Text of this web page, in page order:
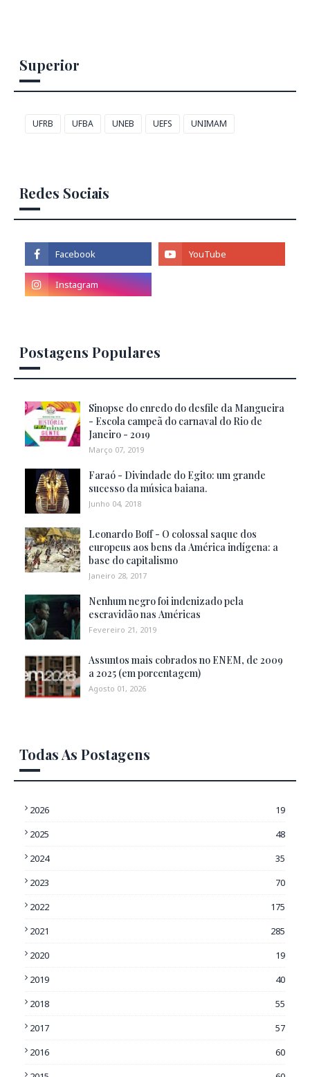
Superior
UFRB UFBA UNEB UEFS UNIMAM
Redes Sociais
Postagens Populares
Sinopse do enredo do desfile da Mangueira
- Escola campeã do carnaval do Rio de
Janeiro - 2019
Março 07, 2019
Faraó - Divindade do Egito: um grande
sucesso da música baiana.
Junho 04, 2018
Leonardo Boff - O colossal saque dos
europeus aos bens da América indígena: a
base do capitalismo
Janeiro 28, 2017
Nenhum negro foi indenizado pela
escravidão nas Américas
Fevereiro 21, 2019
Assuntos mais cobrados no ENEM, de 2009
a 2025 (em porcentagem)
Agosto 01, 2026
Todas As Postagens
2026
19
2025
48
2024
35
2023
70
2022
175
2021
285
2020
19
2019
40
2018
55
2017
57
2016
60